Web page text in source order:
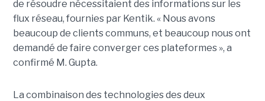
de résoudre nécessitaient des informations sur les
flux réseau, fournies par Kentik. « Nous avons
beaucoup de clients communs, et beaucoup nous ont
demandé de faire converger ces plateformes », a
confirmé M. Gupta.
La combinaison des technologies des deux